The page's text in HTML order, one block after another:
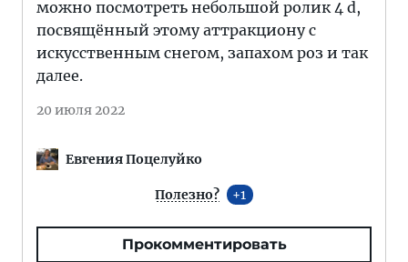
можно посмотреть небольшой ролик 4 d,
посвящённый этому аттракциону с
искусственным снегом, запахом роз и так
далее.
20 июля 2022
Евгения Поцелуйко
Полезно? 1
Прокомментировать